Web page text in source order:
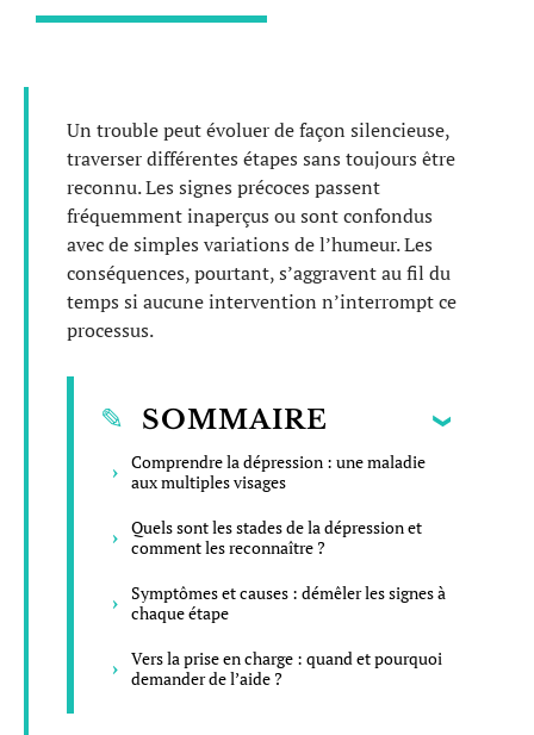
Un trouble peut évoluer de façon silencieuse,
traverser différentes étapes sans toujours être
reconnu. Les signes précoces passent
fréquemment inaperçus ou sont confondus
avec de simples variations de l’humeur. Les
conséquences, pourtant, s’aggravent au fil du
temps si aucune intervention n’interrompt ce
processus.
SOMMAIRE
Comprendre la dépression : une maladie
aux multiples visages
Quels sont les stades de la dépression et
comment les reconnaître ?
Symptômes et causes : démêler les signes à
chaque étape
Vers la prise en charge : quand et pourquoi
demander de l’aide ?